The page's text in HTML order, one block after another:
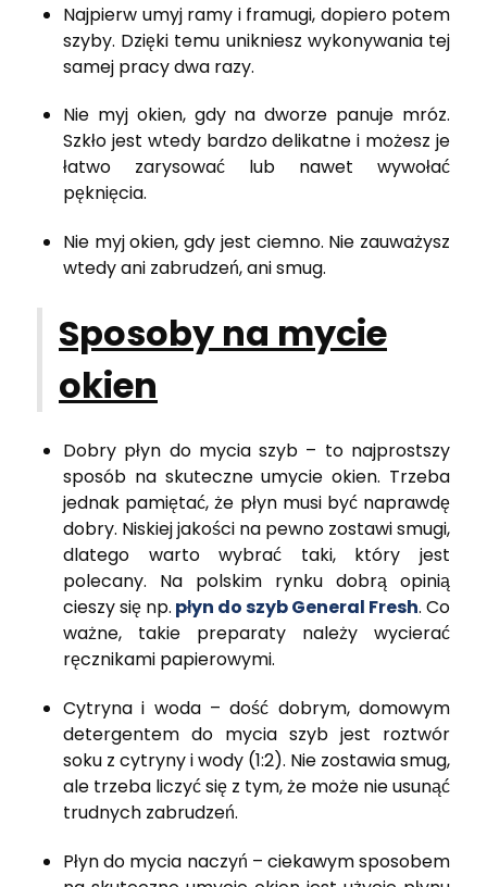
Najpierw umyj ramy i framugi, dopiero potem
szyby. Dzięki temu unikniesz wykonywania tej
samej pracy dwa razy.
Nie myj okien, gdy na dworze panuje mróz.
Szkło jest wtedy bardzo delikatne i możesz je
łatwo zarysować lub nawet wywołać
pęknięcia.
Nie myj okien, gdy jest ciemno. Nie zauważysz
wtedy ani zabrudzeń, ani smug.
Sposoby na mycie
okien
Dobry płyn do mycia szyb – to najprostszy
sposób na skuteczne umycie okien. Trzeba
jednak pamiętać, że płyn musi być naprawdę
dobry. Niskiej jakości na pewno zostawi smugi,
dlatego warto wybrać taki, który jest
polecany. Na polskim rynku dobrą opinią
cieszy się np. płyn do szyb General Fresh. Co
ważne, takie preparaty należy wycierać
ręcznikami papierowymi.
Cytryna i woda – dość dobrym, domowym
detergentem do mycia szyb jest roztwór
soku z cytryny i wody (1:2). Nie zostawia smug,
ale trzeba liczyć się z tym, że może nie usunąć
trudnych zabrudzeń.
Płyn do mycia naczyń – ciekawym sposobem